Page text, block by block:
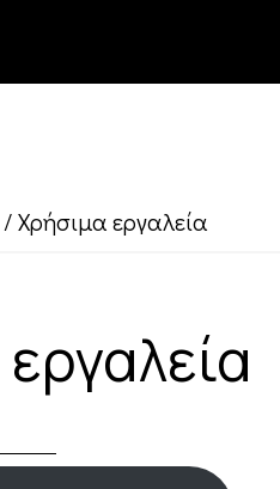
/Χρήσιμα εργαλεία